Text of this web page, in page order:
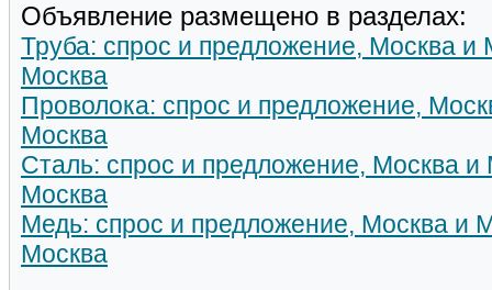
Объявление размещено в разделах:
Труба: спрос и предложение, Москва и
Москва
Проволока: спрос и предложение,
Москва
Сталь: спрос и предложение, Москва и
Москва
Медь: спрос и предложение, Москва и
Москва